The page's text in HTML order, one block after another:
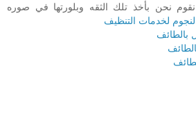
نحن بأخذ تلك الثقه وبلورتها في صوره
لخدمات التنظيف
بالطائف